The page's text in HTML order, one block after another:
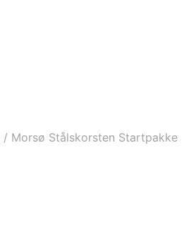
/ Morsø Stålskorsten Startpakke